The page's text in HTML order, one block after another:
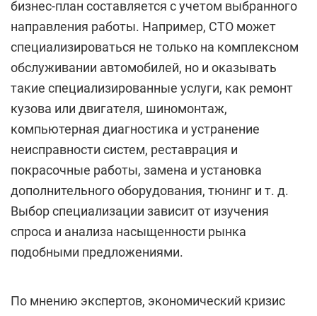
бизнес-план составляется с учетом выбранного
направления работы. Например, СТО может
специализироваться не только на комплексном
обслуживании автомобилей, но и оказывать
такие специализированные услуги, как ремонт
кузова или двигателя, шиномонтаж,
компьютерная диагностика и устранение
неисправности систем, реставрация и
покрасочные работы, замена и установка
дополнительного оборудования, тюнинг и т. д.
Выбор специализации зависит от изучения
спроса и анализа насыщенности рынка
подобными предложениями.
По мнению экспертов, экономический кризис